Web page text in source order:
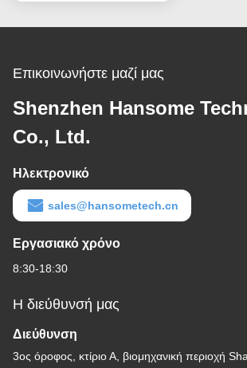
10:1
Επικοινωνήστε μαζί μας
Shenzhen Hansome
Co., Ltd.
Ηλεκτρονικό
sales@hansometech.cn
Εργασιακό χρόνο
8:30-18:30
Η διεύθυνσή μας
Διεύθυνση
3ος όροφος, κτίριο Α, βιομηχανική περιοχή